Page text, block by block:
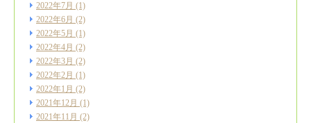
2022年7月 (1)
2022年6月 (2)
2022年5月 (1)
2022年4月 (2)
2022年3月 (2)
2022年2月 (1)
2022年1月 (2)
2021年12月 (1)
2021年11月 (2)